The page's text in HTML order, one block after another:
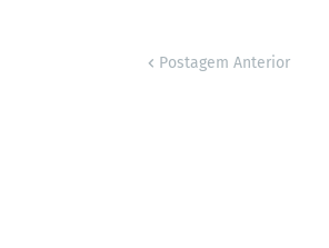
Postagem Anterior